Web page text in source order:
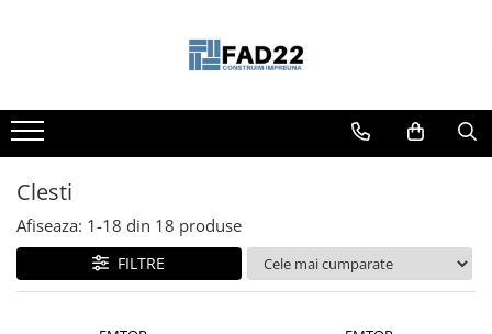
Materiale de constructii
Termoizolatii
Vata minerala
Accesorii termosistem
Lemn pentru constructii
Clesti
Afiseaza: 1-18 din 18 produse
FILTRE